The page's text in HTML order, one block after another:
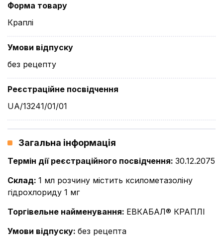
Форма товару
Краплі
Умови відпуску
без рецепту
Реєстраційне посвідчення
UA/13241/01/01
Загальна інформація
Термін дії реєстраційного посвідчення: 30.12.2075
Склад: 1 мл розчину містить ксилометазоліну
гідрохлориду 1 мг
Торгівельне найменування: ЕВКАБАЛ® КРАПЛІ
Умови відпуску: без рецепта